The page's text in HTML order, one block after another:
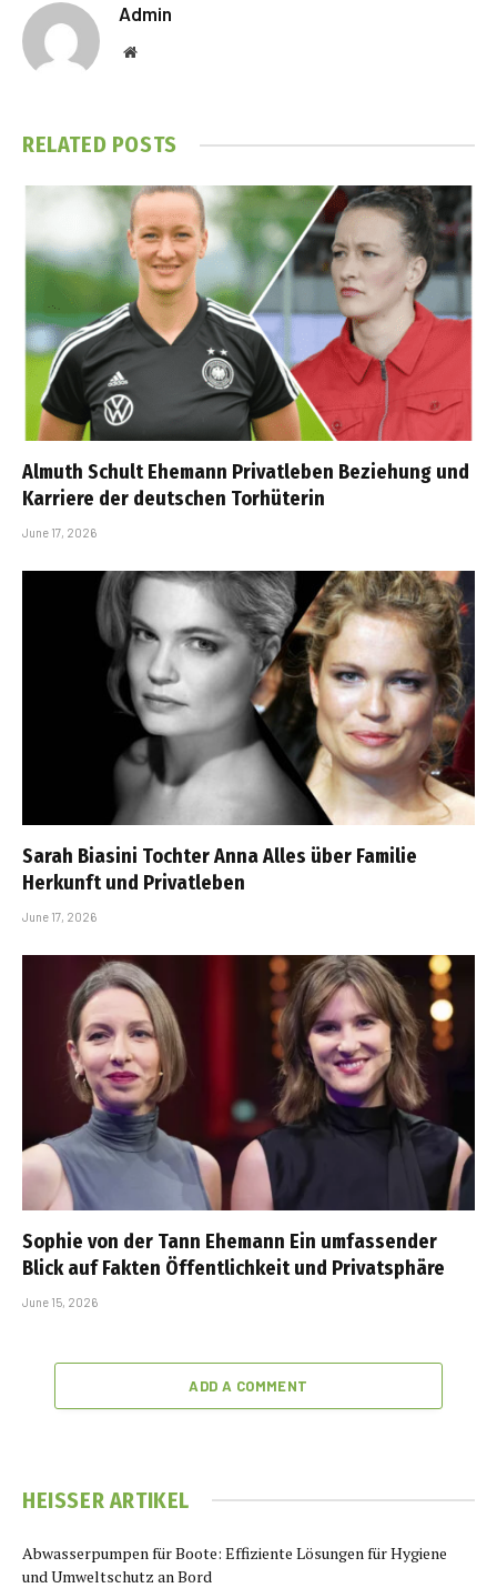
Admin
Website
RELATED POSTS
Almuth Schult Ehemann Privatleben Beziehung und
Karriere der deutschen Torhüterin
June 17, 2026
Sarah Biasini Tochter Anna Alles über Familie
Herkunft und Privatleben
June 17, 2026
Sophie von der Tann Ehemann Ein umfassender
Blick auf Fakten Öffentlichkeit und Privatsphäre
June 15, 2026
ADD A COMMENT
HEISSER ARTIKEL
Abwasserpumpen für Boote: Effiziente Lösungen für Hygiene
und Umweltschutz an Bord